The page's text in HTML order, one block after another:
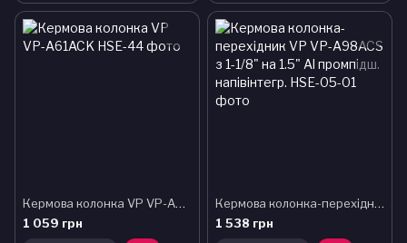
Кермова колонка VP VP-A61ACK
1 059 грн
Кермова колонка-перехідник VP VP-A98ACS з 1-1/8" на 1.5" Al промпідш. напівінтегр.
1 538 грн